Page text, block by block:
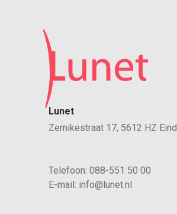
Lunet
Zernikestraat 17, 5612 HZ
Telefoon: 088-551 50 00
E-mail: info@lunet.nl